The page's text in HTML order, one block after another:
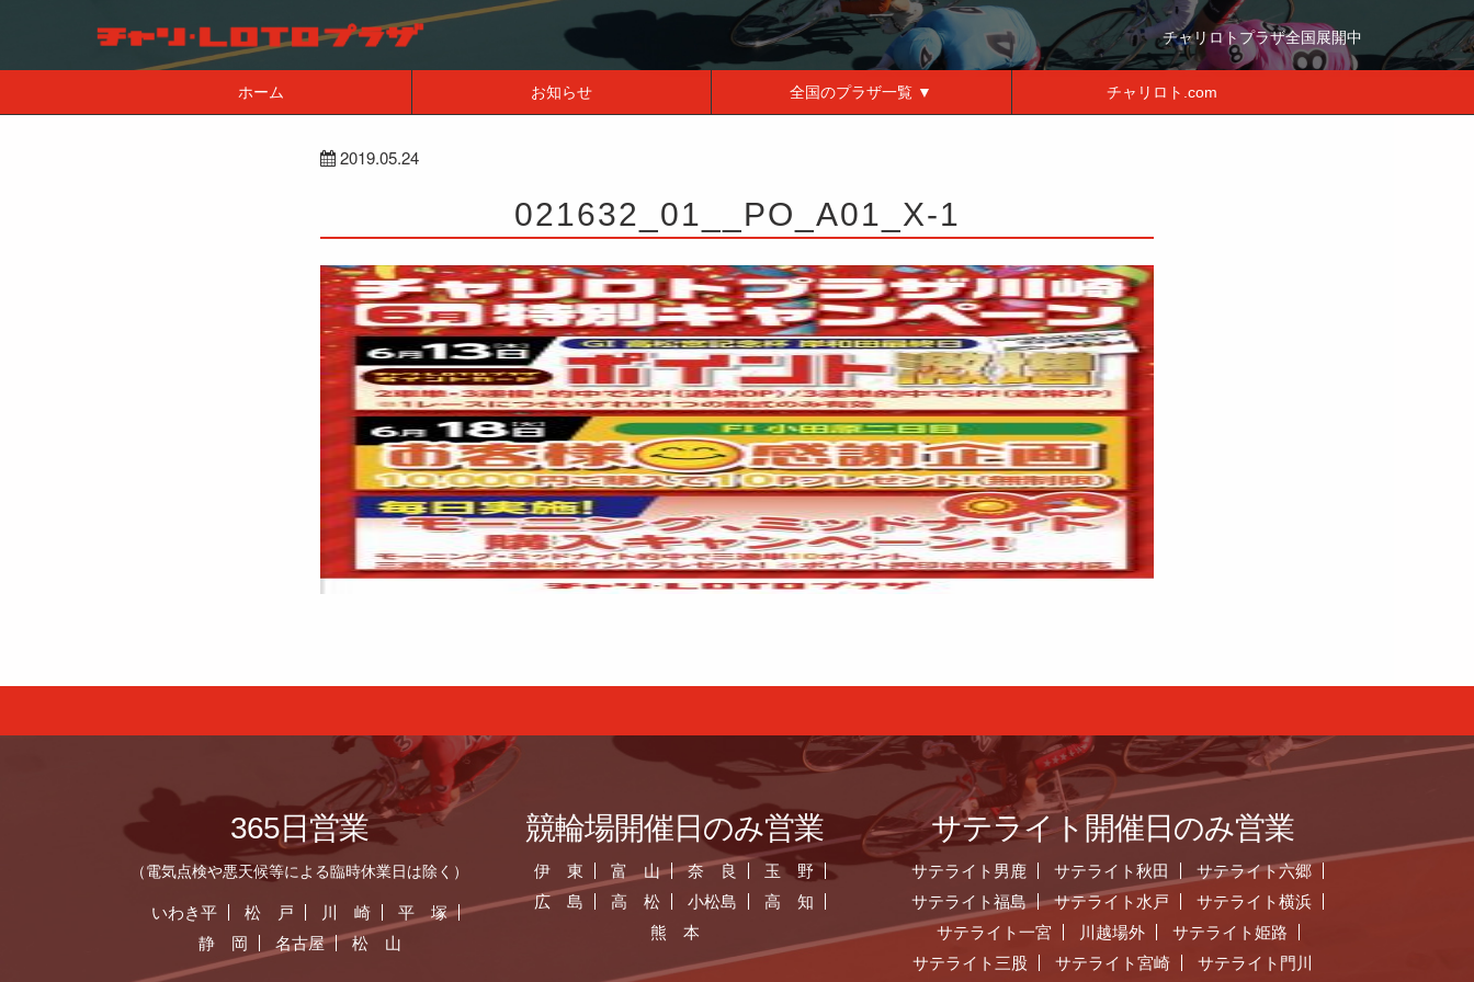
チャリロトプラザ全国展開中
ホーム お知らせ 全国のプラザ一覧 ▼ チャリロト.com
2019.05.24
021632_01__PO_A01_X-1
365日営業
（電気点検や悪天候等による臨時休業日は除く）
いわき平 松 戸 川 崎
平 塚
静 岡
名古屋 松 山
競輪場開催日のみ営業
伊 東 富 山 奈 良
玉 野
広 島
高 松 小松島
高 知
熊 本
サテライト開催日のみ営業
サテライト男鹿 サテライト秋田
サテライト六郷
サテライト福島
サテライト水戸
サテライト横浜
サテライト一宮
川越場外
サテライト姫路
サテライト三股
サテライト宮崎 サテライト門川